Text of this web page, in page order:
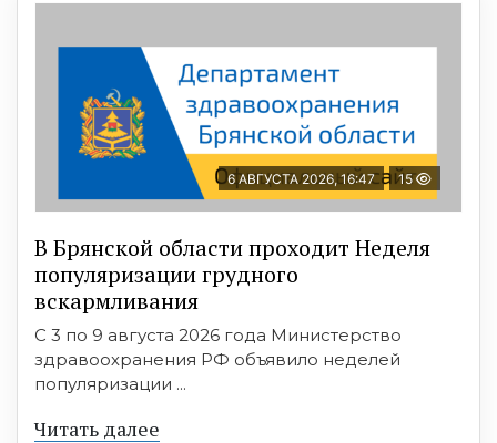
6 АВГУСТА 2026, 16:47 15
В Брянской области проходит Неделя
популяризации грудного
вскармливания
С 3 по 9 августа 2026 года Министерство
здравоохранения РФ объявило неделей
популяризации ...
Читать далее